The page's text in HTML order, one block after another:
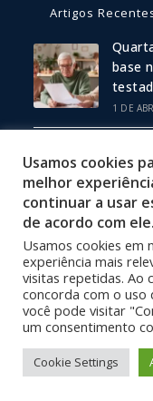
Artigos
base
1 DE
19 DE
Política de
Termos de Uso
Site Desenvolvido
Usamos cookies
melhor
continuar a usar
de acordo com ele.
Usamos cookies em
experiência mais
visitas repetidas. Ao
concorda com o uso
você pode visitar
um consentimento
Cookie Settings